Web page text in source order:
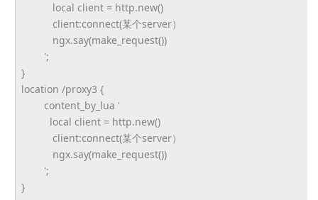
local client = http.new()
client:connect(某个server）
ngx.say(make_request())
';
}
location /proxy3 {
content_by_lua '
local client = http.new()
client:connect(某个server）
ngx.say(make_request())
';
}